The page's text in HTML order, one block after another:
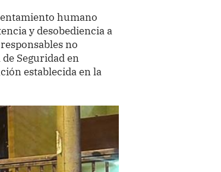
humano
y desobediencia a
no
Seguridad en
establecida en la